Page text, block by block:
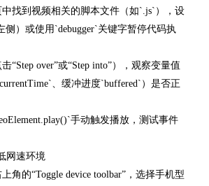
中找到视频相关的脚本文件（如`.js`），设
侧）或使用`debugger`关键字暂停代码执
“Step over”或“Step into”），观察变量值
、缓冲进度`buffered`）是否正
手动触发播放，测试事件
网速环境
角的“Toggle device toolbar”，选择手机型